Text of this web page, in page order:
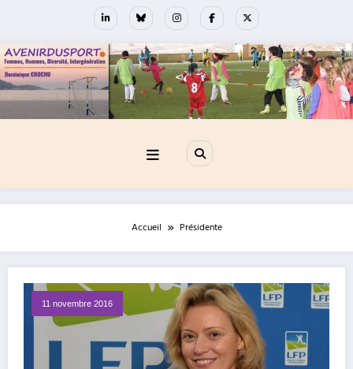
Accueil Présidente
11 novembre 2016